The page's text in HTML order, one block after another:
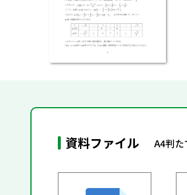
資料ファイル A4判た